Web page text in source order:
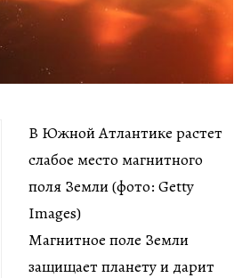
В Южной Атлантике растет
слабое место магнитного
поля Земли (фото: Getty
Images)
Магнитное поле Земли
защищает планету и дарит